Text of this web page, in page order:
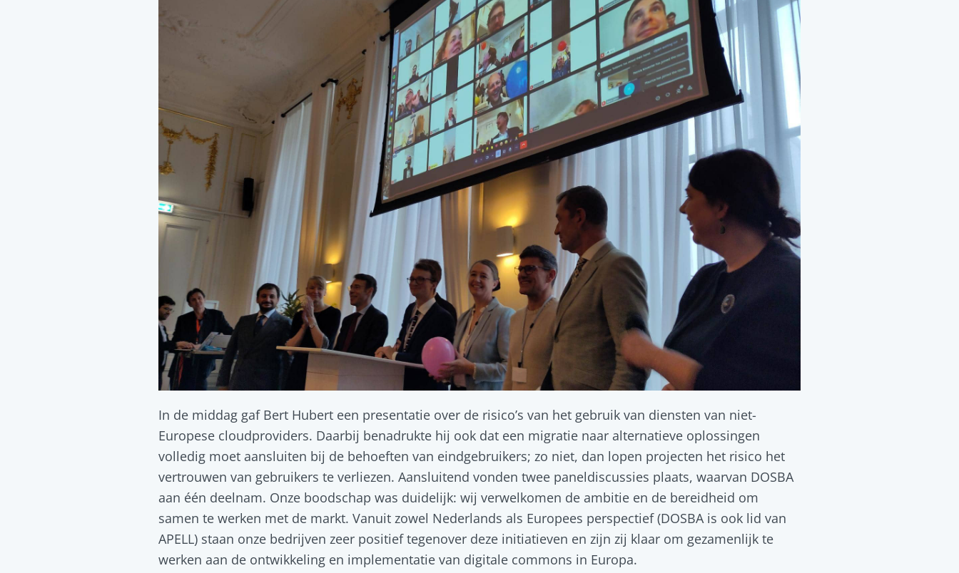
In de middag gaf Bert Hubert een presentatie over de risico’s van het gebruik van diensten van niet-
Europese cloudproviders. Daarbij benadrukte hij ook dat een migratie naar alternatieve oplossingen
volledig moet aansluiten bij de behoeften van eindgebruikers; zo niet, dan lopen projecten het risico het
vertrouwen van gebruikers te verliezen. Aansluitend vonden twee paneldiscussies plaats, waarvan DOSBA
aan één deelnam. Onze boodschap was duidelijk: wij verwelkomen de ambitie en de bereidheid om
samen te werken met de markt. Vanuit zowel Nederlands als Europees perspectief (DOSBA is ook lid van
APELL) staan onze bedrijven zeer positief tegenover deze initiatieven en zijn zij klaar om gezamenlijk te
werken aan de ontwikkeling en implementatie van digitale commons in Europa.